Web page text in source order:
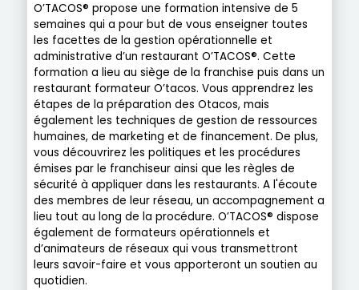
O’TACOS® propose une formation intensive de 5
semaines qui a pour but de vous enseigner toutes
les facettes de la gestion opérationnelle et
administrative d’un restaurant O’TACOS®. Cette
formation a lieu au siège de la franchise puis dans un
restaurant formateur O’tacos. Vous apprendrez les
étapes de la préparation des Otacos, mais
également les techniques de gestion de ressources
humaines, de marketing et de financement. De plus,
vous découvrirez les politiques et les procédures
émises par le franchiseur ainsi que les règles de
sécurité à appliquer dans les restaurants. A l'écoute
des membres de leur réseau, un accompagnement a
lieu tout au long de la procédure. O’TACOS® dispose
également de formateurs opérationnels et
d’animateurs de réseaux qui vous transmettront
leurs savoir-faire et vous apporteront un soutien au
quotidien.